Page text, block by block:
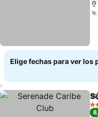
Elige fechas para ver los
5